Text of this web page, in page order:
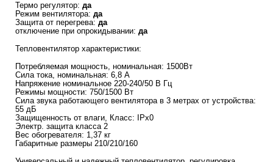
Термо регулятор: да
Режим вентилятора: да
Защита от перегрева: да
отключение при опрокидывании: да
Тепловентилятор характеристики:
Потребляемая мощность, номинальная: 1500Вт
Сила тока, номинальная: 6,8 A
Напряжение номинальное 220-240/50 В Гц
Режимы мощности: 750/1500 Вт
Сила звука работающего вентилятора в 3 метрах от устройства:
55 дБ
Защищенность от влаги, Класс: IPx0
Электр. защита класса 2
Вес обогревателя: 1,37 кг
Габаритные размеры 210/210/160